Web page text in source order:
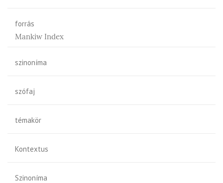
forrás
Mankiw Index
szinoníma
szófaj
témakör
Kontextus
Szinoníma